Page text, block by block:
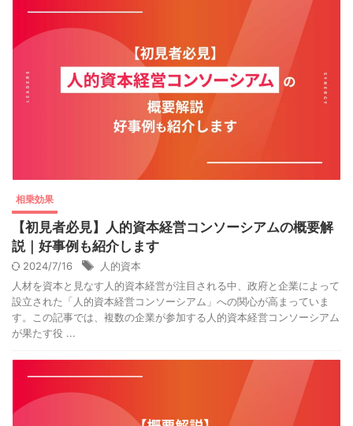
相乗効果
【初見者必見】人的資本経営コンソーシアムの概要解
説｜好事例も紹介します
2024/7/16
人的資本
人材を資本と見なす人的資本経営が注目される中、政府と企業によって
設立された「人的資本経営コンソーシアム」への関心が高まっていま
す。この記事では、複数の企業が参加する人的資本経営コンソーシアム
が果たす役 ...